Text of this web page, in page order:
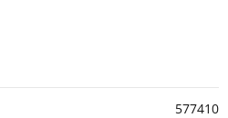
577410